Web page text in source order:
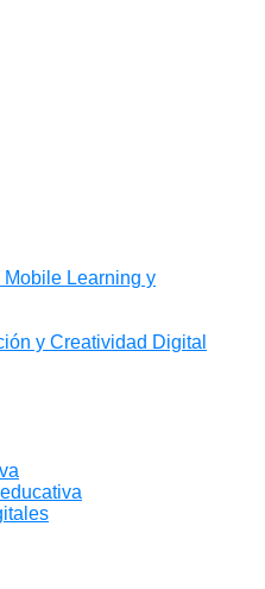
Learning y
y Creatividad Digital